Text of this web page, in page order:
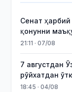
Сенат ҳарбий
қонунни
21:11 · 07/08
7 августдан
рўйхатдан
18:45 · 04/08